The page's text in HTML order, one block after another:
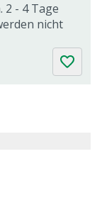
2 - 4 Tage
nicht